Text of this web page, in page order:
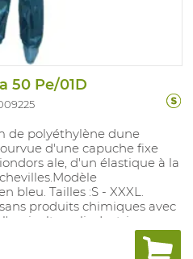
50 Pe/01D
de polyéthylène dune
d'une capuche fixe
ale, d'un élastique à la
bleu. Tailles :S - XXXL.
produits chimiques avec
lindustrie
légères. Catégorie EPI :